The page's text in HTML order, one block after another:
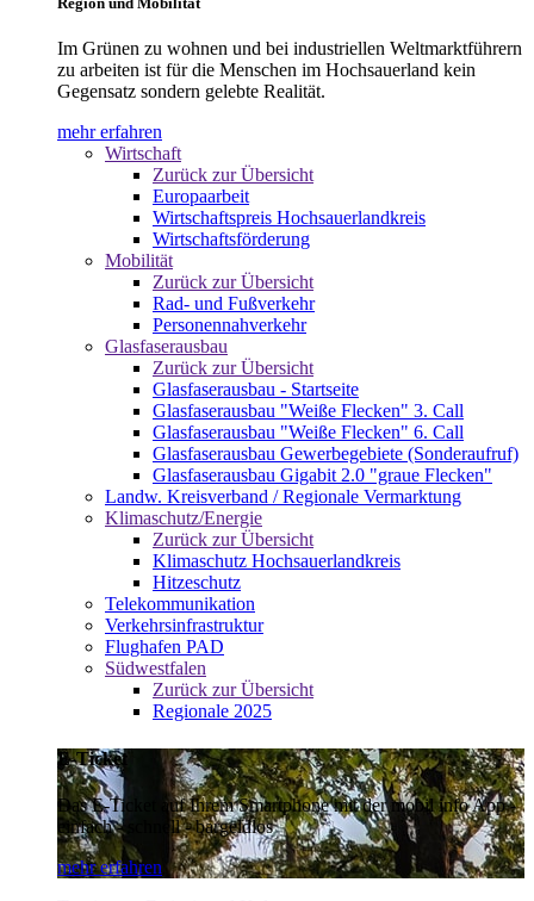
Im Grünen zu wohnen und bei industriellen Weltmarktführern
zu arbeiten ist für die Menschen im Hochsauerland kein
Gegensatz sondern gelebte Realität.
mehr erfahren
Wirtschaft
Zurück zur Übersicht
Europaarbeit
Wirtschaftspreis Hochsauerlandkreis
Wirtschaftsförderung
Mobilität
Zurück zur Übersicht
Rad- und Fußverkehr
Personennahverkehr
Glasfaserausbau
Zurück zur Übersicht
Glasfaserausbau - Startseite
Glasfaserausbau "Weiße Flecken" 3. Call
Glasfaserausbau "Weiße Flecken" 6. Call
Glasfaserausbau Gewerbegebiete (Sonderaufruf)
Glasfaserausbau Gigabit 2.0 "graue Flecken"
Landw. Kreisverband / Regionale Vermarktung
Klimaschutz/Energie
Zurück zur Übersicht
Klimaschutz Hochsauerlandkreis
Hitzeschutz
Telekommunikation
Verkehrsinfrastruktur
Flughafen PAD
Südwestfalen
Zurück zur Übersicht
Regionale 2025
E-Ticket
Das E-Ticket auf Ihrem Smartphone mit der mobil info App -
einfach - schnell - bargeldlos
mehr erfahren